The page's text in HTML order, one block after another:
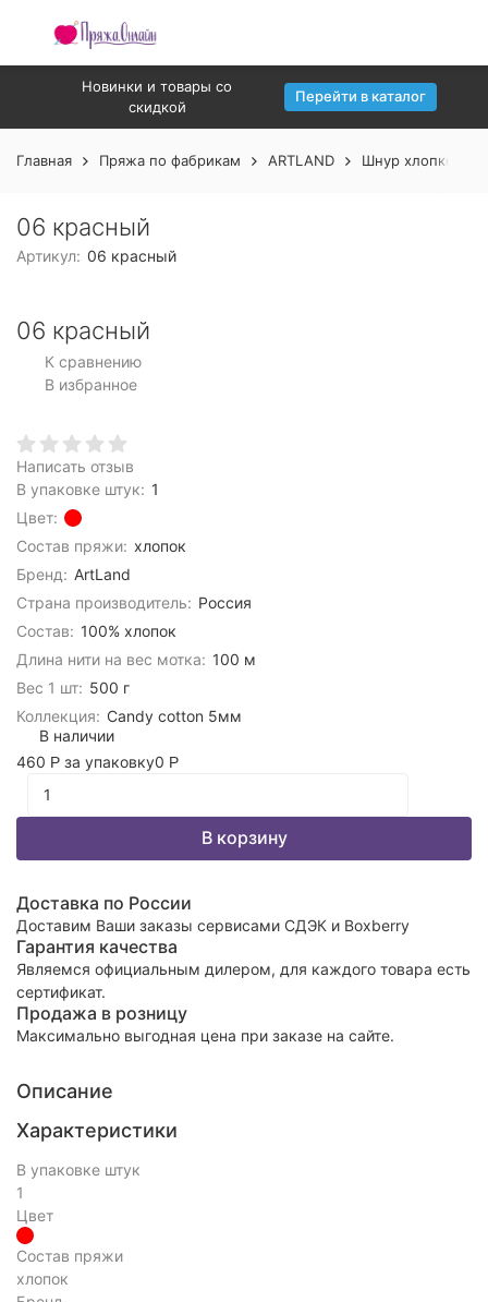
Новинки и товары со
скидкой
Перейти в каталог
Главная Пряжа по фабрикам ARTLAND Шнур хлопковый
06 красный
Артикул: 06 красный
06 красный
К сравнению
В избранное
Написать отзыв
В упаковке штук: 1
Цвет:
Состав пряжи: хлопок
Бренд: ArtLand
Страна производитель: Россия
Состав: 100% хлопок
Длина нити на вес мотка: 100 м
Вес 1 шт: 500 г
Коллекция: Candy cotton 5мм
В наличии
460 Р за упаковку0 Р
В корзину
Доставка по России
Доставим Ваши заказы сервисами СДЭК и Boxberry
Гарантия качества
Являемся официальным дилером, для каждого товара есть
сертификат.
Продажа в розницу
Максимально выгодная цена при заказе на сайте.
Описание
Характеристики
В упаковке штук
1
Цвет
Состав пряжи
хлопок